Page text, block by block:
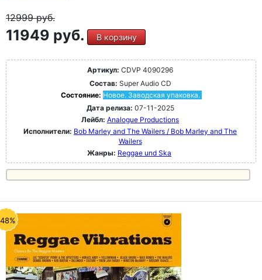
12999руб.
11949 руб. В корзину
Артикул: CDVP 4090296
Состав: Super Audio CD
Состояние: Новое. Заводская упаковка.
Дата релиза: 07-11-2025
Лейбл: Analogue Productions
Исполнители: Bob Marley and The Wailers / Bob Marley and The
Wailers
Жанры: Reggae und Ska